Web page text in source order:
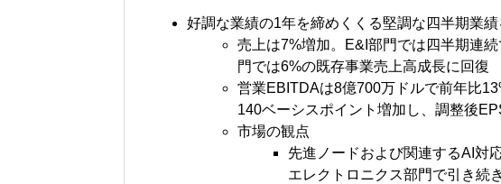
好調な業績の1年を締めくくる堅調な四半期業
売上は7%増加。E&I部門では四半期連
門では6%の既存事業売上高成長に回復
営業EBITDAは8億700万ドルで前年比
140ベーシスポイント増加し、調整後
市場の観点
先進ノードおよび関連するAI対
エレクトロニクス部門で引き続